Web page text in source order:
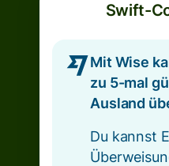
Swift-
Mit Wise
zu 5-mal
Ausland
Du kannst